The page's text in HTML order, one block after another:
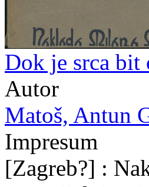
Dok je srca bit
Autor
Matoš, Antun
Impresum
[Zagreb?] :